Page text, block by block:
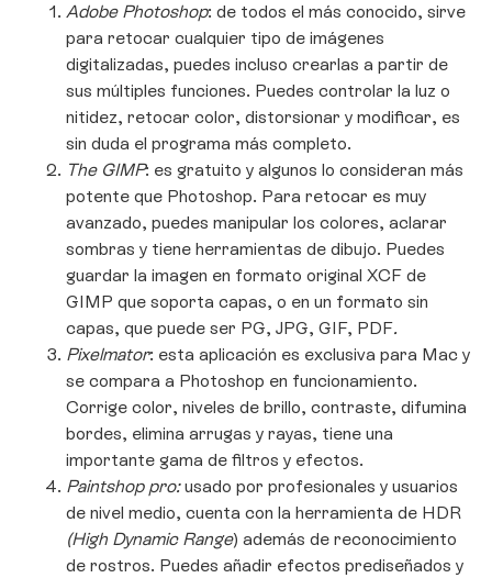
Adobe Photoshop: de todos el más conocido, sirve
para retocar cualquier tipo de imágenes
digitalizadas, puedes incluso crearlas a partir de
sus múltiples funciones. Puedes controlar la luz o
nitidez, retocar color, distorsionar y modificar, es
sin duda el programa más completo.
The GIMP: es gratuito y algunos lo consideran más
potente que Photoshop. Para retocar es muy
avanzado, puedes manipular los colores, aclarar
sombras y tiene herramientas de dibujo. Puedes
guardar la imagen en formato original XCF de
GIMP que soporta capas, o en un formato sin
capas, que puede ser PG, JPG, GIF, PDF.
Pixelmator: esta aplicación es exclusiva para Mac y
se compara a Photoshop en funcionamiento.
Corrige color, niveles de brillo, contraste, difumina
bordes, elimina arrugas y rayas, tiene una
importante gama de filtros y efectos.
Paintshop pro:usado por profesionales y usuarios
de nivel medio, cuenta con la herramienta de HDR
(High Dynamic Range) además de reconocimiento
de rostros. Puedes añadir efectos prediseñados y